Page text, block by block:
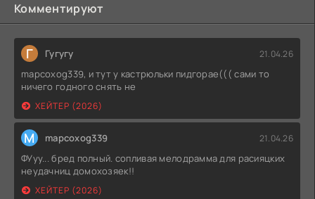
Комментируют
Г Гугугу 21.04.26
mapcoxog339, и тут у кастрюльки пидгорае((( сами то
ничего годного снять не
ХЕЙТЕР (2026)
M mapcoxog339 21.04.26
ФУуу... бред полный. сопливая мелодрамма для расияцких
неудачниц домохозяек!!
ХЕЙТЕР (2026)